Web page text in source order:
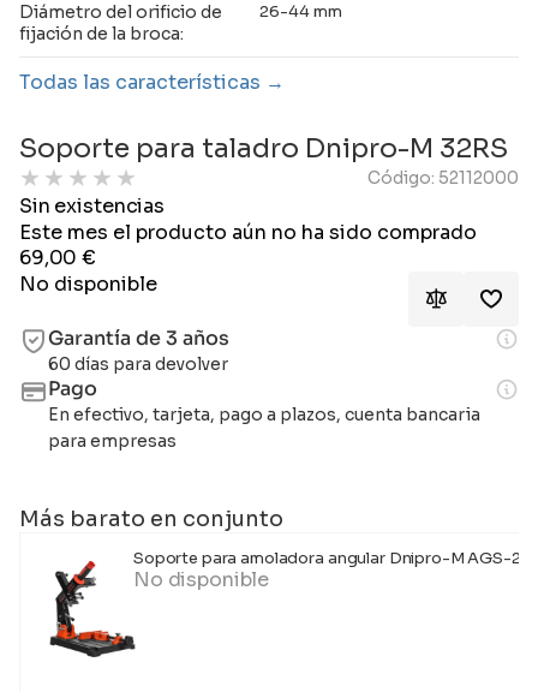
Diámetro del orificio de
fijación de la broca:
26-44 mm
Todas las características
Soporte para taladro Dnipro-M 32RS
★ ★ ★ ★ ★ Código: 52112000
Sin existencias
Este mes el producto aún no ha sido comprado
69,00€
No disponible
Garantía de 3 años
60 días para devolver
Pago
En efectivo, tarjeta, pago a plazos, cuenta bancaria
para empresas
Más barato en conjunto
Soporte para amoladora angular Dnipro-M AGS-
No disponible